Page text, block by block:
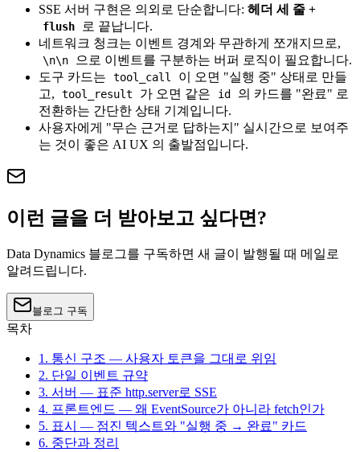
SSE 서버 구현은 의외로 단순합니다: 헤더 세 줄 +
flush
로 끝납니다.
네트워크 청크는 이벤트 경계와 무관하게 쪼개지므로,
\n\n
으로 이벤트를 구분하는 버퍼 로직이 필요합니다.
도구 카드는
tool_call
이 오면 "실행 중" 상태로 만들
고,
tool_result 가 오면 같은 id
의 카드를 "완료" 로
전환하는 간단한 상태 기계입니다.
사용자에게 "무슨 근거로 답하는지" 실시간으로 보여주
는 것이 좋은 AI UX 의 출발점입니다.
이런 글을 더 받아보고 싶다면?
Data Dynamics 블로그를 구독하면 새 글이 발행될 때 메일로
알려드립니다.
블로그 구독
목차
1. 통신 구조 — 사용자 토큰을 그대로 위임
2. 단일 이벤트 규약
3. 서버 — 표준 http.server로 SSE
4. 프론트엔드 — 왜 EventSource가 아니라 fetch인가
5. 표시 — 점진 텍스트와 "실행 중 → 완료" 카드
6. 중단과 정리